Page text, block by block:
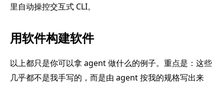
里自动操控交互式 CLI。
用软件构建软件
以上都只是你可以拿 agent 做什么的例子。重点是：这些
几乎都不是我手写的，而是由 agent 按我的规格写出来